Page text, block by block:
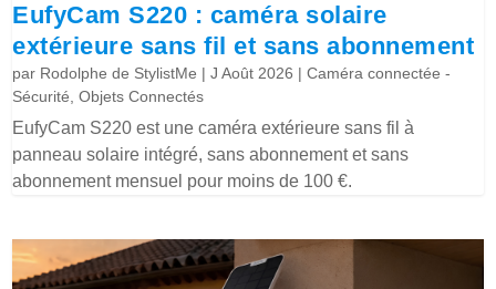
EufyCam S220 : caméra solaire
extérieure sans fil et sans abonnement
par Rodolphe de StylistMe |J Août 2026 |Caméra connectée -
Sécurité,Objets Connectés
EufyCam S220 est une caméra extérieure sans fil à
panneau solaire intégré, sans abonnement et sans
abonnement mensuel pour moins de 100 €.